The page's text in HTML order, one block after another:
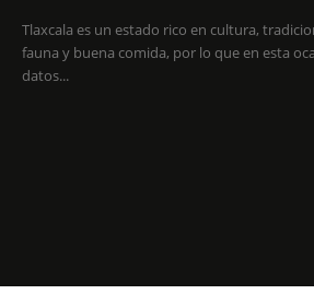
Tlaxcala es un estado rico en cultura,
fauna y buena comida, por lo que en esta
datos...